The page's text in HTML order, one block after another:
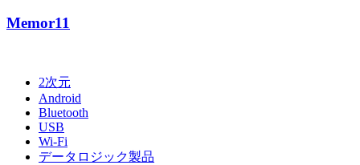
Memor11
2次元
Android
Bluetooth
USB
Wi-Fi
データロジック製品